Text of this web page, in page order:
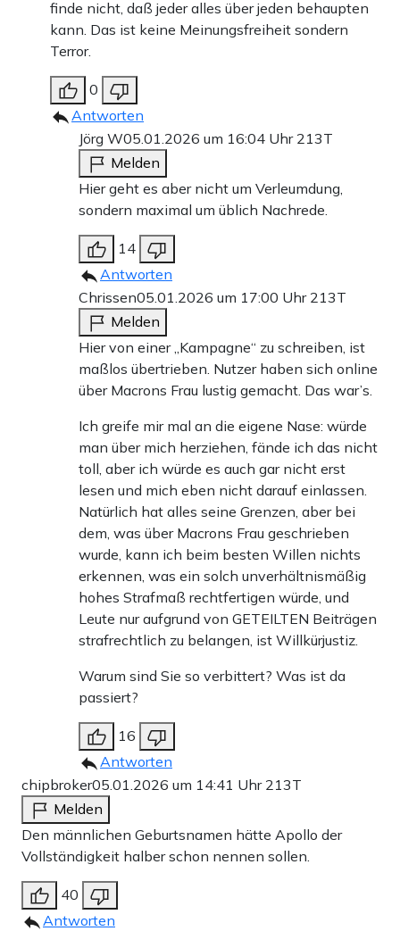
finde nicht, daß jeder alles über jeden behaupten
kann. Das ist keine Meinungsfreiheit sondern
Terror.
0
Antworten
Jörg W05.01.2026 um 16:04 Uhr 213T
Melden
Hier geht es aber nicht um Verleumdung,
sondern maximal um üblich Nachrede.
14
Antworten
Chrissen05.01.2026 um 17:00 Uhr 213T
Melden
Hier von einer „Kampagne“ zu schreiben, ist
maßlos übertrieben. Nutzer haben sich online
über Macrons Frau lustig gemacht. Das war’s.
Ich greife mir mal an die eigene Nase: würde
man über mich herziehen, fände ich das nicht
toll, aber ich würde es auch gar nicht erst
lesen und mich eben nicht darauf einlassen.
Natürlich hat alles seine Grenzen, aber bei
dem, was über Macrons Frau geschrieben
wurde, kann ich beim besten Willen nichts
erkennen, was ein solch unverhältnismäßig
hohes Strafmaß rechtfertigen würde, und
Leute nur aufgrund von GETEILTEN Beiträgen
strafrechtlich zu belangen, ist Willkürjustiz.
Warum sind Sie so verbittert? Was ist da
passiert?
16
Antworten
chipbroker05.01.2026 um 14:41 Uhr 213T
Melden
Den männlichen Geburtsnamen hätte Apollo der
Vollständigkeit halber schon nennen sollen.
40
Antworten